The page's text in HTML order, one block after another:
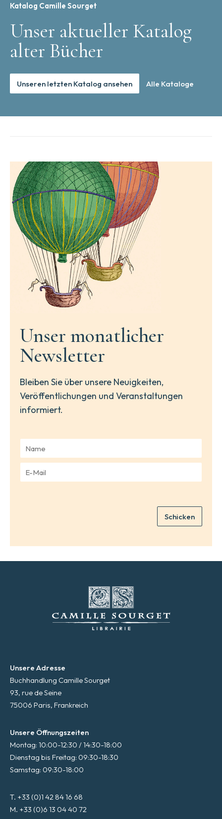
Katalog Camille Sourget
Unser aktueller Katalog
alter Bücher
Unseren letzten Katalog ansehen Alle Kataloge
Unser monatlicher
Newsletter
Bleiben Sie über unsere Neuigkeiten,
Veröffentlichungen und Veranstaltungen
informiert.
m
*
Schicken
Unsere Adresse
Buchhandlung Camille Sourget
93, rue de Seine
75006 Paris, Frankreich
Unsere Öffnungszeiten
Montag: 10:00-12:30 / 14:30-18:00
Dienstag bis Freitag: 09:30-18:30
Samstag: 09:30-18:00
T. +33 (0)1 42 84 16 68
M. +33 (0)6 13 04 40 72